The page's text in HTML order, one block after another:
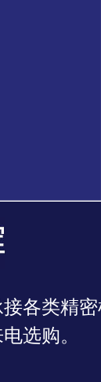
各类精
选购。